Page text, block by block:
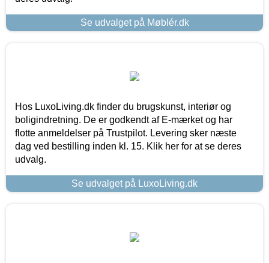
Se udvalget på Møblér.dk
Hos LuxoLiving.dk finder du brugskunst, interiør og
boligindretning. De er godkendt af E-mærket og har
flotte anmeldelser på Trustpilot. Levering sker næste
dag ved bestilling inden kl. 15. Klik her for at se deres
udvalg.
Se udvalget på LuxoLiving.dk